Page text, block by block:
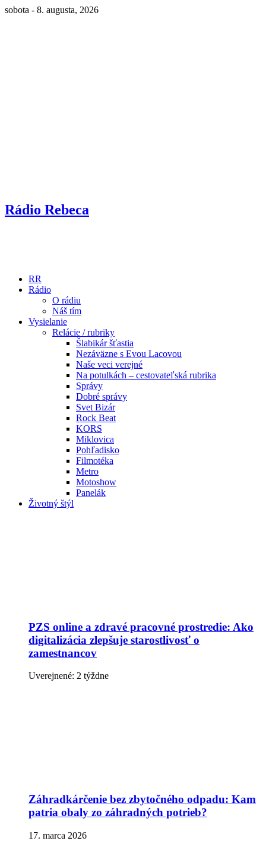
sobota - 8. augusta, 2026
Rádio Rebeca
RR
Rádio
O rádiu
Náš tím
Vysielanie
Relácie / rubriky
Šlabikár šťastia
Nezáväzne s Evou Lacovou
Naše veci verejné
Na potulkách – cestovateľská rubrika
Správy
Dobré správy
Svet Bizár
Rock Beat
KORS
Miklovica
Pohľadisko
Filmotéka
Metro
Motoshow
Panelák
Životný štýl
PZS online a zdravé pracovné prostredie: Ako
digitalizácia zlepšuje starostlivosť o
zamestnancov
Uverejnené: 2 týždne
Záhradkárčenie bez zbytočného odpadu: Kam
patria obaly zo záhradných potrieb?
17. marca 2026